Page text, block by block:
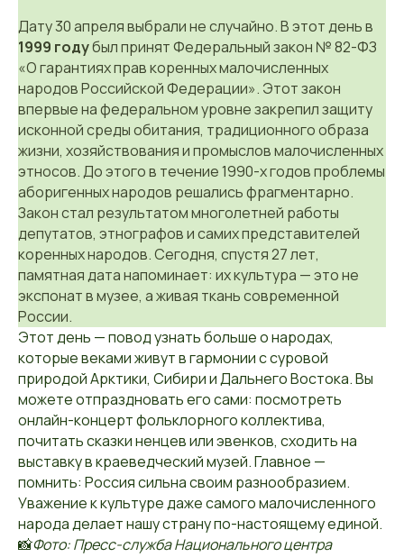
Дату 30 апреля выбрали не случайно. В этот день в
1999 годубыл принят Федеральный закон № 82-ФЗ
«О гарантиях прав коренных малочисленных
народов Российской Федерации». Этот закон
впервые на федеральном уровне закрепил защиту
исконной среды обитания, традиционного образа
жизни, хозяйствования и промыслов малочисленных
этносов. До этого в течение 1990-х годов проблемы
аборигенных народов решались фрагментарно.
Закон стал результатом многолетней работы
депутатов, этнографов и самих представителей
коренных народов. Сегодня, спустя 27 лет,
памятная дата напоминает: их культура — это не
экспонат в музее, а живая ткань современной
России.
Этот день — повод узнать больше о народах,
которые веками живут в гармонии с суровой
природой Арктики, Сибири и Дальнего Востока. Вы
можете отпраздновать его сами: посмотреть
онлайн-концерт фольклорного коллектива,
почитать сказки ненцев или эвенков, сходить на
выставку в краеведческий музей. Главное —
помнить: Россия сильна своим разнообразием.
Уважение к культуре даже самого малочисленного
народа делает нашу страну по-настоящему единой.
📸Фото: Пресс-служба Национального центра